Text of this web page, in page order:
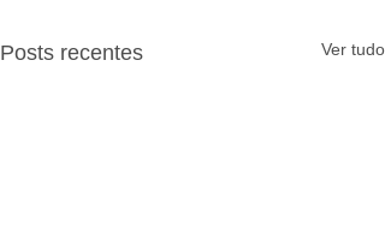
Posts recentes Ver tudo